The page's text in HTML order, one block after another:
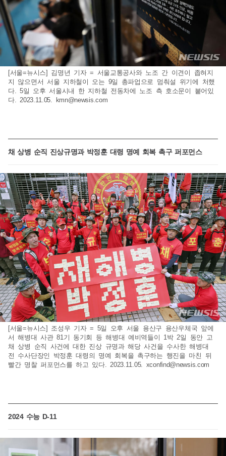
[서울=뉴시스] 김명년 기자 = 서울교통공사와 노조 간 이견이 좁혀지
지 않으면서 서울 지하철이 오는 9일 총파업으로 멈춰설 위기에 처했
다. 5일 오후 서울시내 한 지하철 전동차에 노조 측 호소문이 붙어있
다. 2023.11.05.
kmn@newsis.com
채 상병 순직 진상규명과 박정훈 대령 명예 회복 촉구 퍼포먼스
[서울=뉴시스] 조성우 기자 = 5일 오후 서울 용산구 용산우체국 앞에
서 해병대 사관 81기 동기회 등 해병대 예비역들이 1박 2일 동안 고
채 상병 순직 사건에 대한 진상 규명과 해당 사건을 수사한 해병대
전 수사단장인 박정훈 대령의 명예 회복을 촉구하는 행진을 마친 뒤
빨간 명찰 퍼포먼스를 하고 있다. 2023.11.05. xconfind@newsis.com
2024 수능 D-11